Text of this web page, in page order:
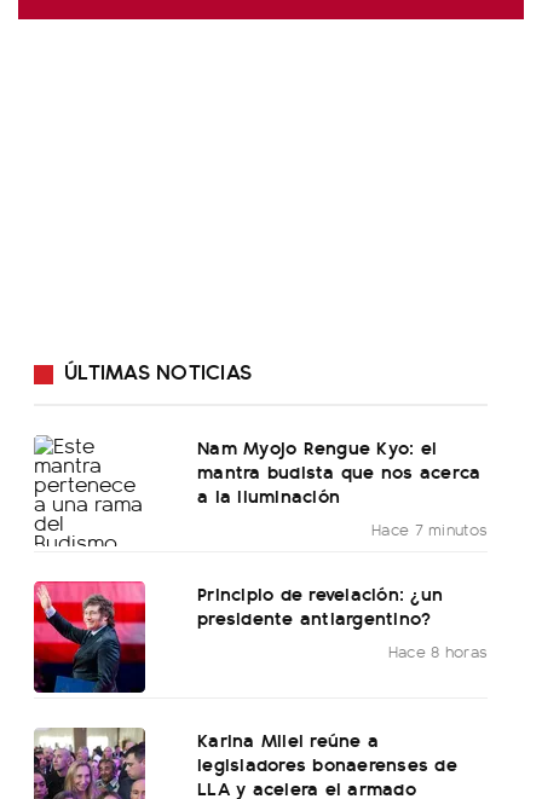
ÚLTIMAS NOTICIAS
Nam Myojo Rengue Kyo: el
mantra budista que nos acerca
a la iluminación
Hace 7 minutos
Principio de revelación: ¿un
presidente antiargentino?
Hace 8 horas
Karina Milei reúne a
legisladores bonaerenses de
LLA y acelera el armado